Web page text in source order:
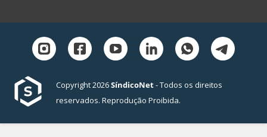
Copyright 2026SíndicoNet- Todos os direitos
reservados. Reprodução Proibida.